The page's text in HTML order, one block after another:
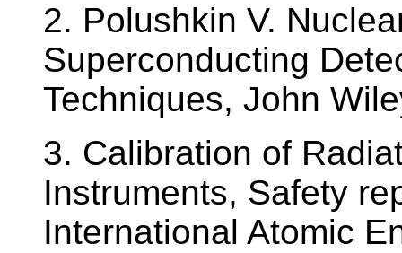
2. Polushkin V.
Superconducting
Techniques, John
3. Calibration of
Instruments, Safety
International Atomic